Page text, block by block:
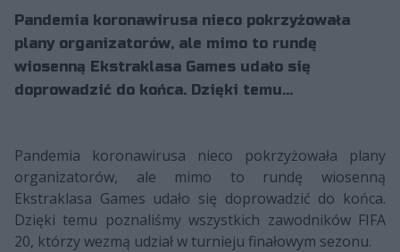
Pandemia koronawirusa nieco pokrzyżowała
plany organizatorów, ale mimo to rundę
wiosenną Ekstraklasa Games udało się
doprowadzić do końca. Dzięki temu...
Pandemia koronawirusa nieco pokrzyżowała plany
organizatorów, ale mimo to rundę wiosenną
Ekstraklasa Games udało się doprowadzić do końca.
Dzięki temu poznaliśmy wszystkich zawodników FIFA
20, którzy wezmą udział w turnieju finałowym sezonu.